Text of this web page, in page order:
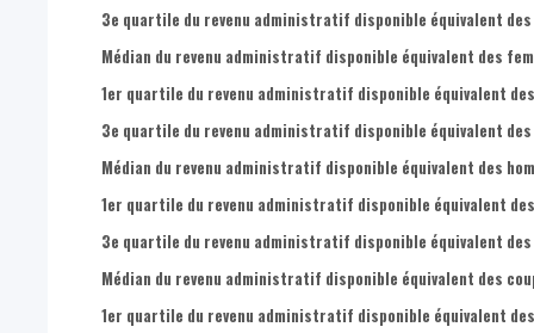
3e quartile du revenu administratif disponible équivalent
Médian du revenu administratif disponible équivalent des
1er quartile du revenu administratif disponible équivalent
3e quartile du revenu administratif disponible équivalent des
Médian du revenu administratif disponible équivalent des
1er quartile du revenu administratif disponible équivalent des
3e quartile du revenu administratif disponible équivalent des
Médian du revenu administratif disponible équivalent des
1er quartile du revenu administratif disponible équivalent